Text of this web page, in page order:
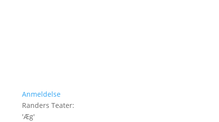
Anmeldelse
Randers Teater:
'Æg'